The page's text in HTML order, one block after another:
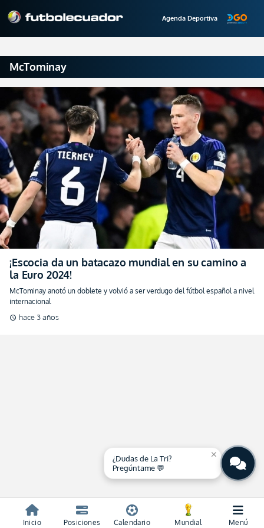
Agenda Deportiva
McTominay
¡Escocia da un batacazo mundial en su camino a
la Euro 2024!
McTominay anotó un doblete y volvió a ser verdugo del fútbol español a nivel
internacional
schedule hace 3 años
Inicio Posiciones Calendario Mundial Menú
close
¿Dudas de La Tri?
Pregúntame 💬